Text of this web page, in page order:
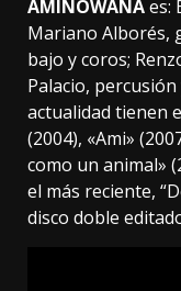
AMINOWANAes:
Mariano Alborés,
bajo y coros;
Palacio,
actualidad tienen
(2004), «Ami»
como un animal»
el más reciente,
disco doble